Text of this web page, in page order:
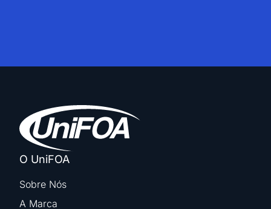
O UniFOA
Sobre Nós
A Marca